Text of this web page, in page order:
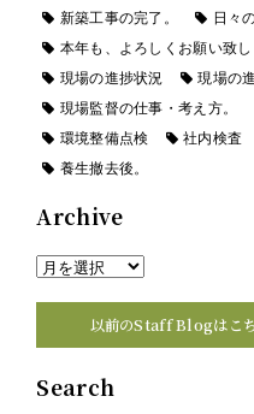
新築工事の完了。
日々
本年も、よろしくお願い致し
現場の進捗状況
現場の
現場監督の仕事・考え方。
環境整備点検
社内検査
養生撤去後。
Archive
以前のStaff Blogはこ
Search